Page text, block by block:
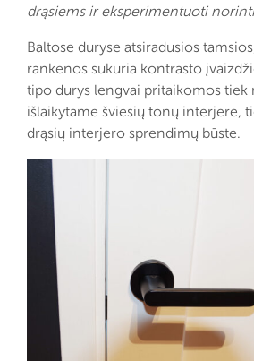
drąsiems ir eksperimentuoti
Baltose duryse atsiradusios
rankenos sukuria kontrasto
tipo durys lengvai pritaikomos tiek
išlaikytame šviesių tonų interjere,
drąsių interjero sprendimų būste.